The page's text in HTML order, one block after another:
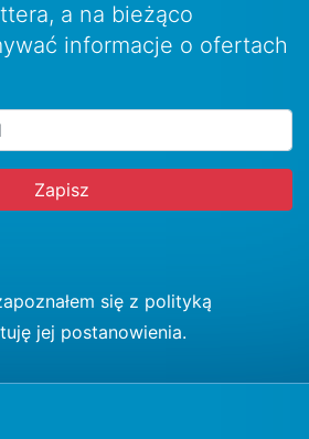
a na bieżąco
informacje o ofertach
się z polityką
jej postanowienia.